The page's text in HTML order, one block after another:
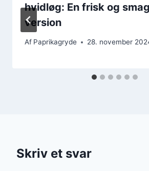
hvidløg: En frisk og
version
Af Paprikagryde 28. november
Skriv et svar